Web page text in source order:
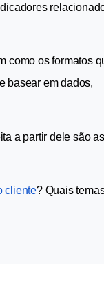
como os formatos
basear em dados,
a partir dele são as
cliente? Quais